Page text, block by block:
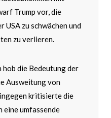
Trump vor, die
zu schwächen und
zu verlieren.
hob die Bedeutung der
Ausweitung von
kritisierte die
eine umfassende